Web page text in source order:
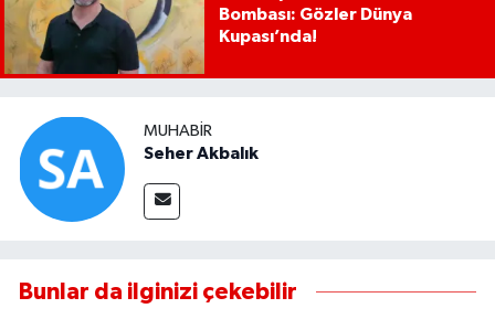
Bombası: Gözler Dünya
Kupası’nda!
MUHABIR
Seher Akbalık
Bunlar da ilginizi çekebilir